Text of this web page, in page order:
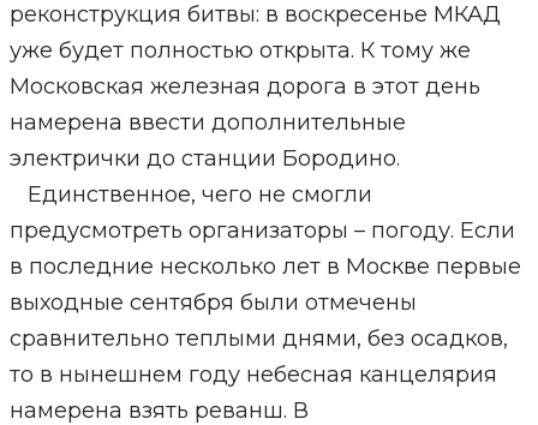
реконструкция битвы: в воскресенье МКАД
уже будет полностью открыта. К тому же
Московская железная дорога в этот день
намерена ввести дополнительные
электрички до станции Бородино.
Единственное, чего не смогли
предусмотреть организаторы – погоду. Если
в последние несколько лет в Москве первые
выходные сентября были отмечены
сравнительно теплыми днями, без осадков,
то в нынешнем году небесная канцелярия
намерена взять реванш. В